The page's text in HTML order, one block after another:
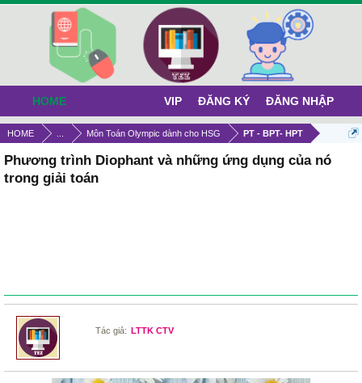
HOME Môn Toán Olympic dành cho HSG PT - BPT- HPT
Phương trình Diophant và những ứng dụng của nó
trong giải toán
Tác giả: LTTK CTV
HOME VIP ĐĂNG KÝ ĐĂNG NHẬP